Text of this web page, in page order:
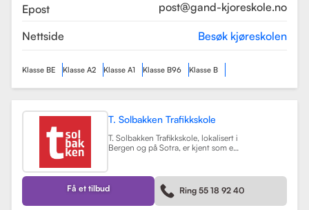
Epost
post@gand-kjoreskole.no
Nettside Besøk kjøreskolen
Klasse BE Klasse A2 Klasse A1 Klasse B96 Klasse B
T. Solbakken Trafikkskole
T. Solbakken Trafikkskole, lokalisert i
Bergen og på Sotra, er kjent som en
Skolen tilbyr et bredt spekter av
førerkortklasser, inkludert klasse B
for personbil, klasse A, A1, og A2 for
motorsykler, samt klasse BE og B96
Få et tilbud Ring 55 18 92 40